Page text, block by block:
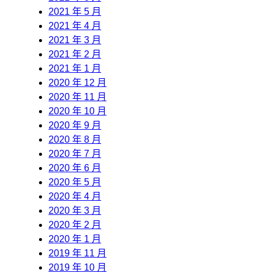
2021 年 5 月
2021 年 4 月
2021 年 3 月
2021 年 2 月
2021 年 1 月
2020 年 12 月
2020 年 11 月
2020 年 10 月
2020 年 9 月
2020 年 8 月
2020 年 7 月
2020 年 6 月
2020 年 5 月
2020 年 4 月
2020 年 3 月
2020 年 2 月
2020 年 1 月
2019 年 11 月
2019 年 10 月